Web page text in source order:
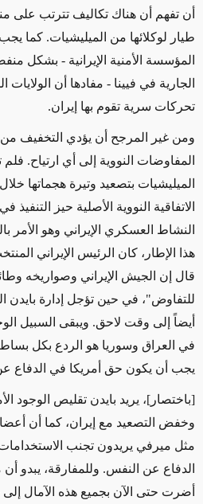
أن تفهم أن هناك تكاليف تترتب على
طيار لوكلائها من الميليشيات. كما
المؤسسة الأمنية الإيرانية - بشكل
الجارية في فيينا - مفادها أن الولايات
تحركات سرية تقوم بها إيران.
ومن غير المرجح أن يؤدي التخفيف
المفاوضات النووية إلى أي ارتياح.
الميليشيات بتصعيد وتيرة هجماتها
النشاط العسكري الإيراني وهو الأمر
هذا الإطار، كان الرئيس الإيراني
قال إن الجيش الإيراني وصواريخه
للتفاوض"، في حين تؤجل إدارة بايدن
أيضاً إلى وقت لاحق. ويبقى السبيل
في العراق وسوريا هو الردع بكل
يجب أن يكون حق أمريكا في الدفاع
[باختصار]، يريد بايدن تقليص الوجود
وخفض التصعيد مع إيران، كما أن
مثل ميرفي يريدون تجنب
الدفاع عن النفس. وللمفارقة، يبدو أن
أضرت حتى الآن بجميع هذه الآمال